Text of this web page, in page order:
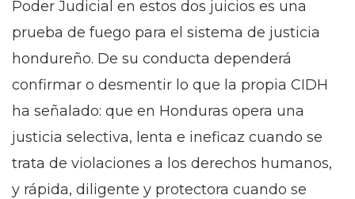
Poder Judicial en estos dos juicios es una
prueba de fuego para el sistema de justicia
hondureño. De su conducta dependerá
confirmar o desmentir lo que la propia CIDH
ha señalado: que en Honduras opera una
justicia selectiva, lenta e ineficaz cuando se
trata de violaciones a los derechos humanos,
y rápida, diligente y protectora cuando se